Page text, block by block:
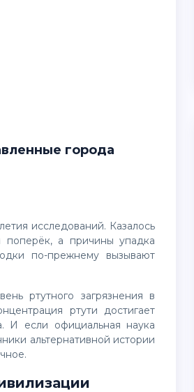
города
а причины упадка
по-прежнему вызывают
ртути достигает
И если официальная наука
альтернативной истории